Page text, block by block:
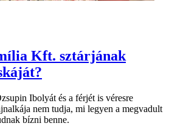
Kft. sztárjának
Ibolyát és a férjét is véresre
nem tudja, mi legyen a megvadult
bízni benne.